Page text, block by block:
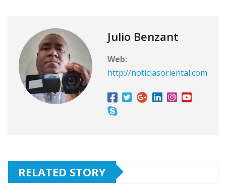
Julio Benzant
Web:
http://noticiasoriental.com
RELATED STORY